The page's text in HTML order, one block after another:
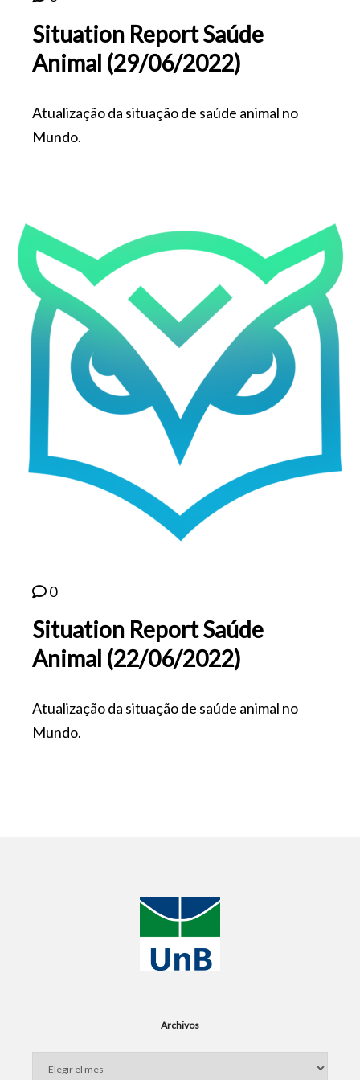
Situation Report Saúde
Animal (29/06/2022)
Atualização da situação de saúde animal no
Mundo.
0
Situation Report Saúde
Animal (22/06/2022)
Atualização da situação de saúde animal no
Mundo.
Archivos